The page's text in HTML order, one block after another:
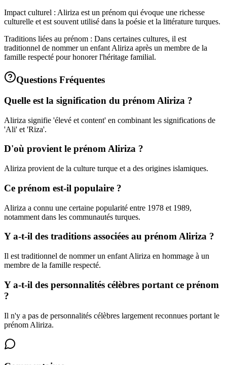
Impact culturel : Aliriza est un prénom qui évoque une richesse
culturelle et est souvent utilisé dans la poésie et la littérature turques.
Traditions liées au prénom : Dans certaines cultures, il est
traditionnel de nommer un enfant Aliriza après un membre de la
famille respecté pour honorer l'héritage familial.
Questions Fréquentes
Quelle est la signification du prénom Aliriza ?
Aliriza signifie 'élevé et content' en combinant les significations de
'Ali' et 'Riza'.
D'où provient le prénom Aliriza ?
Aliriza provient de la culture turque et a des origines islamiques.
Ce prénom est-il populaire ?
Aliriza a connu une certaine popularité entre 1978 et 1989,
notamment dans les communautés turques.
Y a-t-il des traditions associées au prénom Aliriza ?
Il est traditionnel de nommer un enfant Aliriza en hommage à un
membre de la famille respecté.
Y a-t-il des personnalités célèbres portant ce prénom
?
Il n'y a pas de personnalités célèbres largement reconnues portant le
prénom Aliriza.